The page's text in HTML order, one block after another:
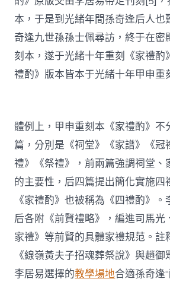
本，于是到光緒年間孫奇逢后人也
奇逢九世孫孫士佩尋訪，終于在密
刻本，遂于光緒十年重刻《家禮酌
禮酌》版本皆本于光緒十年甲申重
體例上，甲申重刻本《家禮酌》不
篇，分別是《祠堂》《家譜》《冠
禮》《祭禮》，前兩篇強調祠堂、
的主要性，后四篇提出簡化實施四
《家禮酌》也被稱為《四禮酌》
后各附《前賢禮略》，編進司馬光
家禮》等前賢的具體家禮規范。註
《線嶺黃夫子招魂葬祭說》與趙
李居易選擇的教學場地合適孫奇逢